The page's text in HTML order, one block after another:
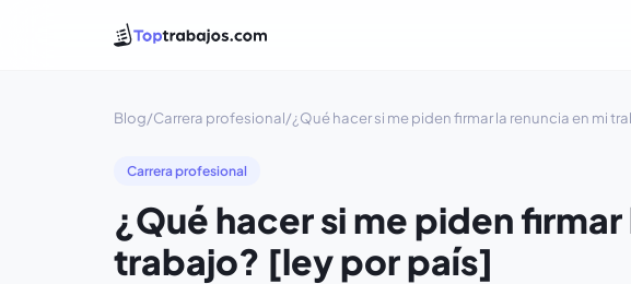
Blog/Carrera profesional/¿Qué hacer si me piden firmar la renuncia en mi
Carrera profesional
¿Qué hacer si me piden
trabajo? [ley por país]